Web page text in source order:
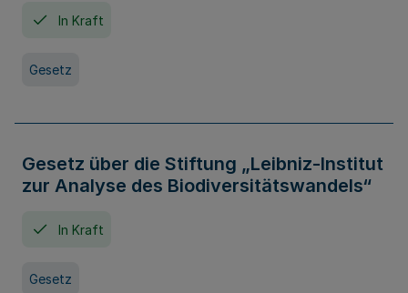
In Kraft
Gesetz
Gesetz über die Stiftung „Leibniz-Institut
zur Analyse des Biodiversitätswandels“
In Kraft
Gesetz